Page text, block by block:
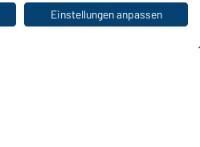
Einstellungen anpassen